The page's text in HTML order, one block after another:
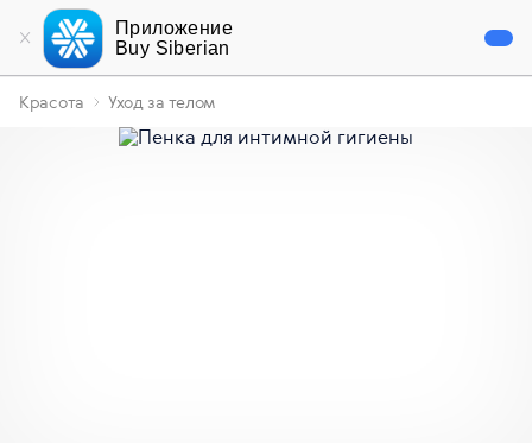
Приложение
Buy Siberian
Красота Уход за телом